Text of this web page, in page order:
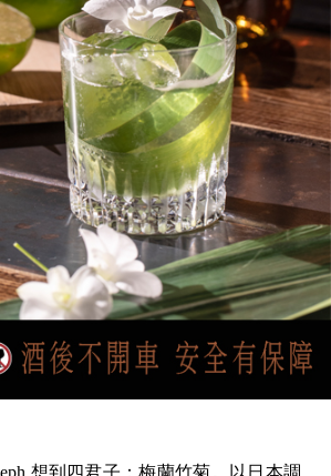
想到四君子：梅蘭竹菊。以日本調